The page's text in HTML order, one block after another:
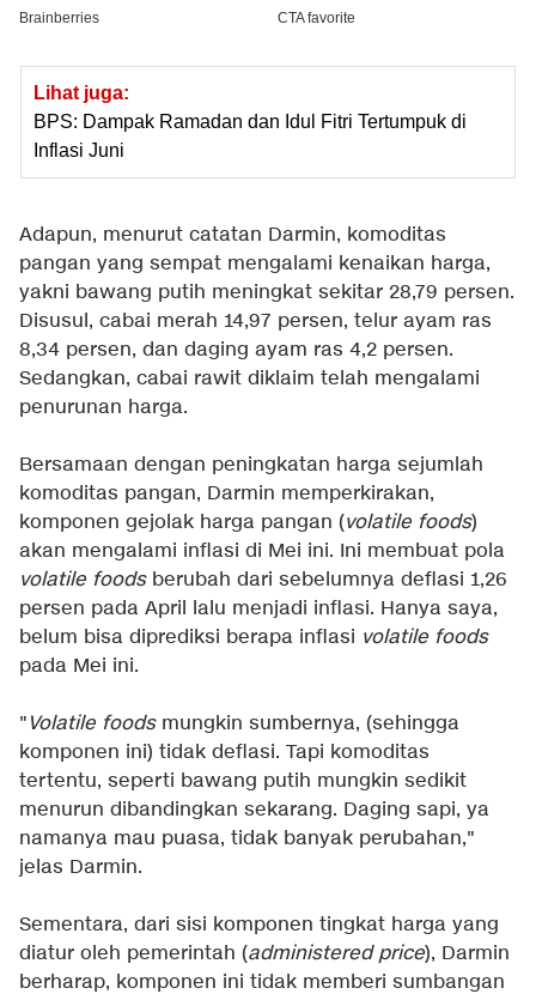
Lihat juga:
BPS: Dampak Ramadan dan Idul Fitri Tertumpuk di
Inflasi Juni
Adapun, menurut catatan Darmin, komoditas
pangan yang sempat mengalami kenaikan harga,
yakni bawang putih meningkat sekitar 28,79 persen.
Disusul, cabai merah 14,97 persen, telur ayam ras
8,34 persen, dan daging ayam ras 4,2 persen.
Sedangkan, cabai rawit diklaim telah mengalami
penurunan harga.
Bersamaan dengan peningkatan harga sejumlah
komoditas pangan, Darmin memperkirakan,
komponen gejolak harga pangan (volatile foods)
akan mengalami inflasi di Mei ini. Ini membuat pola
volatile foodsberubah dari sebelumnya deflasi 1,26
persen pada April lalu menjadi inflasi. Hanya saya,
belum bisa diprediksi berapa inflasi volatile foods
pada Mei ini.
"Volatile foodsmungkin sumbernya, (sehingga
komponen ini) tidak deflasi. Tapi komoditas
tertentu, seperti bawang putih mungkin sedikit
menurun dibandingkan sekarang. Daging sapi, ya
namanya mau puasa, tidak banyak perubahan,"
jelas Darmin.
Sementara, dari sisi komponen tingkat harga yang
diatur oleh pemerintah (administered price), Darmin
berharap, komponen ini tidak memberi sumbangan